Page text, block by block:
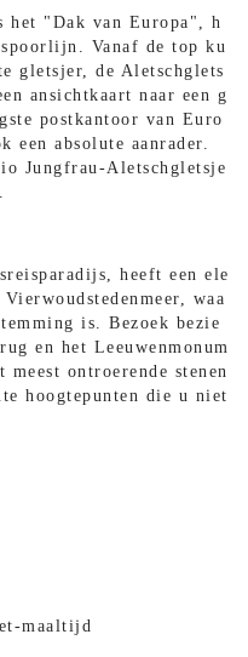
het "Dak van Europa", h
spoorlijn. Vanaf de top ku
gletsjer, de Aletschglets
ansichtkaart naar een g
postkantoor van Euro
een absolute aanrader.
Jungfrau-Aletschgletsje
heeft een ele
waa
is. Bezoek bezie
en het Leeuwenmonum
ontroerende stenen
hoogtepunten die u niet
maaltijd